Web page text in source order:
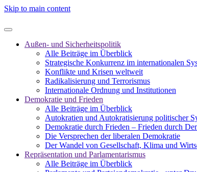
Skip to main content
Außen- und Sicherheitspolitik
Alle Beiträge im Überblick
Strategische Konkurrenz im internationalen
Konflikte und Krisen weltweit
Radikalisierung und Terrorismus
Internationale Ordnung und Institutionen
Demokratie und Frieden
Alle Beiträge im Überblick
Autokratien und Autokratisierung politischer
Demokratie durch Frieden – Frieden durch
Die Versprechen der liberalen Demokratie
Der Wandel von Gesellschaft, Klima und
Repräsentation und Parlamentarismus
Alle Beiträge im Überblick